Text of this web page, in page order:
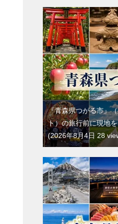
『青森県つがる市』
ト）の旅行前に現地
2026年8月4日 28